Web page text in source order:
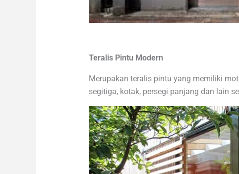
Teralis Pintu Modern
Merupakan teralis pintu yang memiliki
segitiga, kotak, persegi panjang dan lain